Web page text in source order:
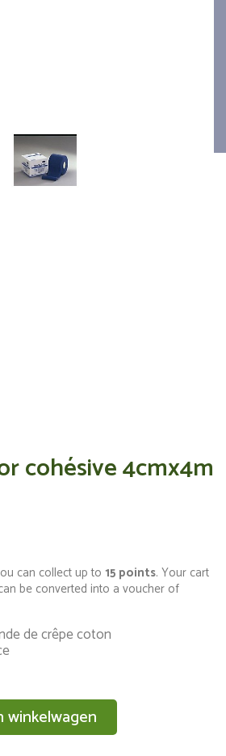
cohésive 4cmx4m
can collect up to 15 points. Your cart
be converted into a voucher of
de crêpe coton
winkelwagen